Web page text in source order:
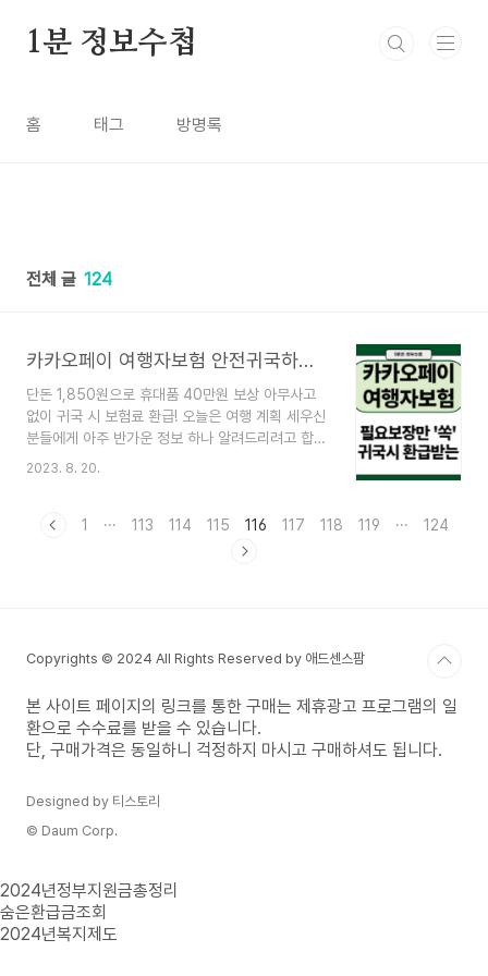
1분 정보수첩
홈 태그 방명록
전체 글 124
카카오페이 여행자보험 안전귀국하면 보험료 환급, 할인방법
단돈 1,850원으로 휴대품 40만원 보상 아무사고
없이 귀국 시 보험료 환급! 오늘은 여행 계획 세우신
분들에게 아주 반가운 정보 하나 알려드리려고 합니
다. 바로 카카오페이 여행자보험인데요. 바로 여행
서 보험을 설계할 수 있어 보험료로 아주 매력적입
니다. 목차 여행자보험 소개 카카오페이 여행자보험
이리도 맘에 들었는지 지금부터 소개해볼께요. ●
용만으로 내 보험..
2023. 8. 20.
1 ··· 113 114 115 116 117 118 119 ··· 124
Copyrights © 2024 All Rights Reserved by 애드센스팜
본 사이트 페이지의 링크를 통한 구매는 제휴광고 프로그램의 일
환으로 수수료를 받을 수 있습니다.
단, 구매가격은 동일하니 걱정하지 마시고 구매하셔도 됩니다.
Designed by 티스토리
© Daum Corp.
2024년정부지원금총정리
숨은환급금조회
2024년복지제도